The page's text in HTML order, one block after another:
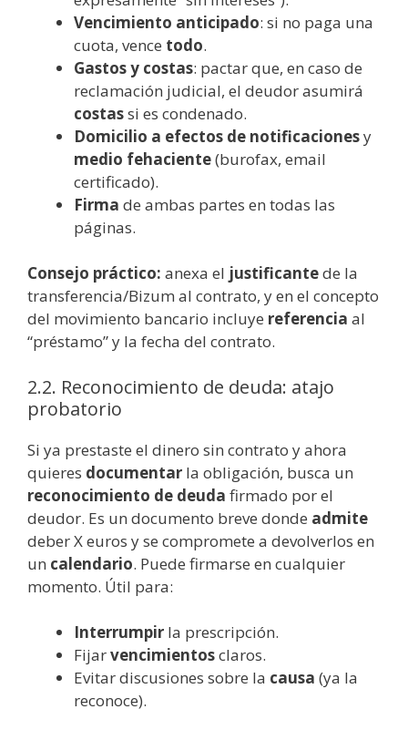
Vencimiento anticipado: si no paga una
cuota, vence todo.
Gastos y costas: pactar que, en caso de
reclamación judicial, el deudor asumirá
costassi es condenado.
Domicilio a efectos de notificacionesy
medio fehaciente(burofax, email
certificado).
Firma de ambas partes en todas las
páginas.
Consejo práctico: anexa el justificantede la
transferencia/Bizum al contrato, y en el concepto
del movimiento bancario incluye referencia al
“préstamo” y la fecha del contrato.
2.2. Reconocimiento de deuda: atajo
probatorio
Si ya prestaste el dinero sin contrato y ahora
quieres documentar la obligación, busca un
reconocimiento de deuda firmado por el
deudor. Es un documento breve donde admite
deber X euros y se compromete a devolverlos en
un calendario. Puede firmarse en cualquier
momento. Útil para:
Interrumpir la prescripción.
Fijarvencimientosclaros.
Evitar discusiones sobre la causa (ya la
reconoce).